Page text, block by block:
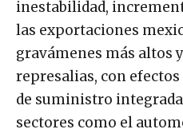
inestabilidad,
las exportaciones
gravámenes más altos
represalias, con
de suministro
sectores como el